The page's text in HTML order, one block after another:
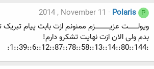
P
Polaris
2014 , November 11
ویولـــــــــت عزیــــــــــــــزم ممنونم ازت بابت پیام
بدم ولی الان ازت نهایت تشکرو دارم!
:144::80::14::13::58::78::87::12::6::39::1: